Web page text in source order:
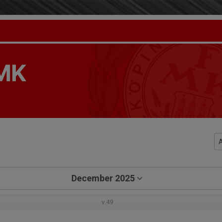
December 2025
v.49